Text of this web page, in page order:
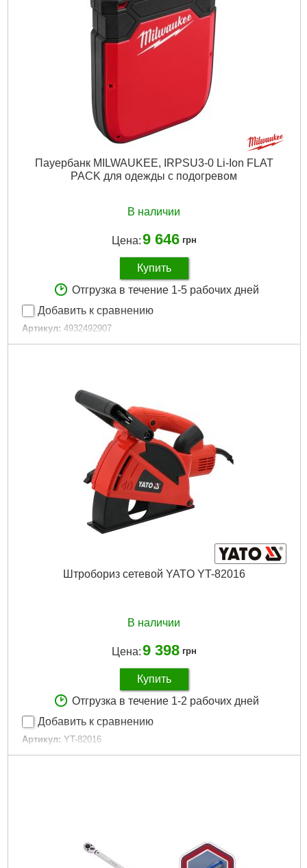
Пауербанк MILWAUKEE, IRPSU3-0 Li-Ion FLAT
PACK для одежды с подогревом
В наличии
Цена:9 646 грн
Купить
Отгрузка в течение 1-5 рабочих дней
Добавить к сравнению
Артикул: 4932492907
Код товара: 30.82.02
Штробориз сетевой YATO YT-82016
В наличии
Цена:9 398 грн
Купить
Отгрузка в течение 1-2 рабочих дней
Добавить к сравнению
Артикул: YT-82016
Код товара: 31.13.35